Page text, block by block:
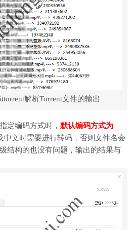
解析Torrent文件的输出
定编码方式时， 默认编码方式为
中文时需要进行转码，否则文件名会
结构的也没有问题，输出的结果与